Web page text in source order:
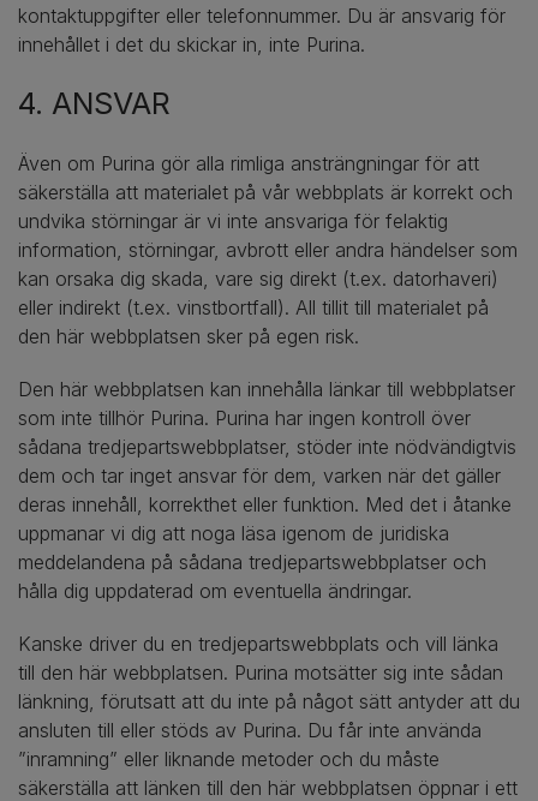
kontaktuppgifter eller telefonnummer. Du är ansvarig för
innehållet i det du skickar in, inte Purina.
4. ANSVAR
Även om Purina gör alla rimliga ansträngningar för att
säkerställa att materialet på vår webbplats är korrekt och
undvika störningar är vi inte ansvariga för felaktig
information, störningar, avbrott eller andra händelser som
kan orsaka dig skada, vare sig direkt (t.ex. datorhaveri)
eller indirekt (t.ex. vinstbortfall). All tillit till materialet på
den här webbplatsen sker på egen risk.
Den här webbplatsen kan innehålla länkar till webbplatser
som inte tillhör Purina. Purina har ingen kontroll över
sådana tredjepartswebbplatser, stöder inte nödvändigtvis
dem och tar inget ansvar för dem, varken när det gäller
deras innehåll, korrekthet eller funktion. Med det i åtanke
uppmanar vi dig att noga läsa igenom de juridiska
meddelandena på sådana tredjepartswebbplatser och
hålla dig uppdaterad om eventuella ändringar.
Kanske driver du en tredjepartswebbplats och vill länka
till den här webbplatsen. Purina motsätter sig inte sådan
länkning, förutsatt att du inte på något sätt antyder att du
ansluten till eller stöds av Purina. Du får inte använda
”inramning” eller liknande metoder och du måste
säkerställa att länken till den här webbplatsen öppnar i ett